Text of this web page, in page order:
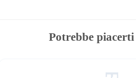
Potrebbe piacerti